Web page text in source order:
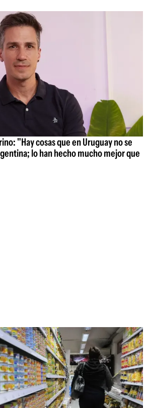
"Hay cosas que en Uruguay no se
lo han hecho mucho mejor que